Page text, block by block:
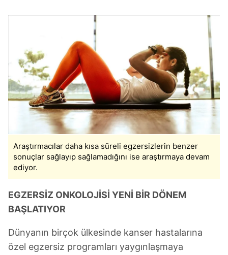
Araştırmacılar daha kısa süreli egzersizlerin benzer
sonuçlar sağlayıp sağlamadığını ise araştırmaya devam
ediyor.
EGZERSİZ ONKOLOJİSİ YENİ BİR DÖNEM
BAŞLATIYOR
Dünyanın birçok ülkesinde kanser hastalarına
özel egzersiz programları yaygınlaşmaya